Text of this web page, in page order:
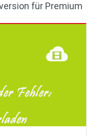
für Premium